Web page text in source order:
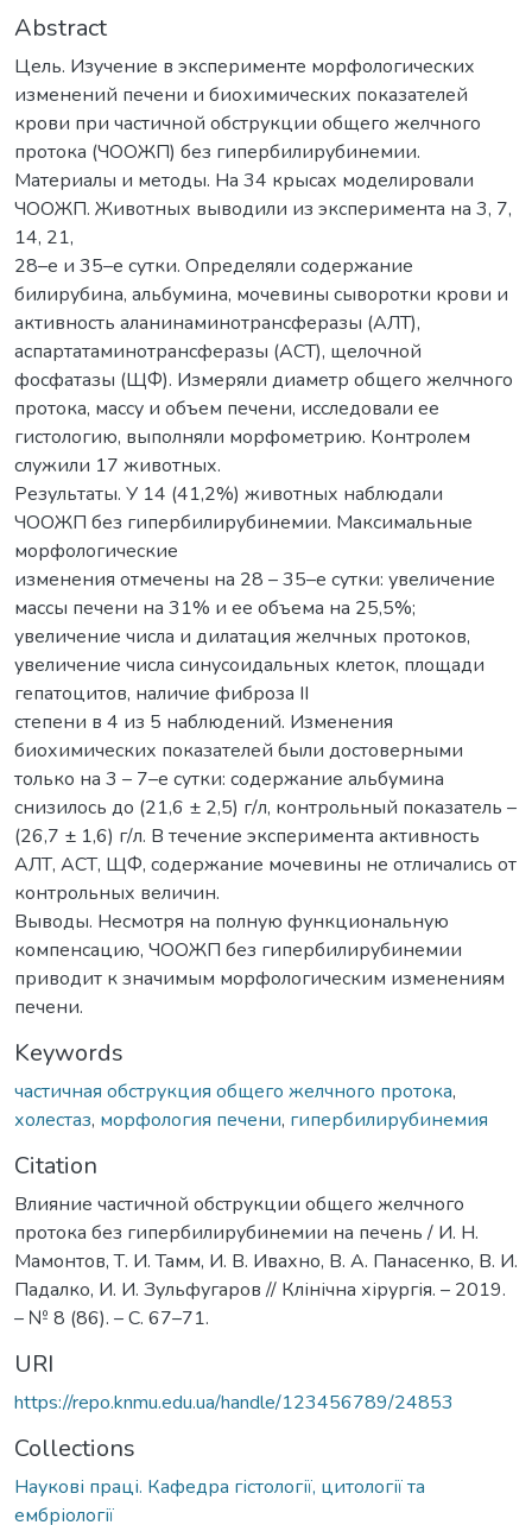
Abstract
Цель. Изучение в эксперименте морфологических
изменений печени и биохимических показателей
крови при частичной обструкции общего желчного
протока (ЧООЖП) без гипербилирубинемии.
Материалы и методы. На 34 крысах моделировали
ЧООЖП. Животных выводили из эксперимента на 3, 7,
14, 21,
28–е и 35–е сутки. Определяли содержание
билирубина, альбумина, мочевины сыворотки крови и
активность аланинаминотрансферазы (АЛТ),
аспартатаминотрансферазы (АСТ), щелочной
фосфатазы (ЩФ). Измеряли диаметр общего желчного
протока, массу и объем печени, исследовали ее
гистологию, выполняли морфометрию. Контролем
служили 17 животных.
Результаты. У 14 (41,2%) животных наблюдали
ЧООЖП без гипербилирубинемии. Максимальные
морфологические
изменения отмечены на 28 – 35–е сутки: увеличение
массы печени на 31% и ее объема на 25,5%;
увеличение числа и дилатация желчных протоков,
увеличение числа синусоидальных клеток, площади
гепатоцитов, наличие фиброза ІІ
степени в 4 из 5 наблюдений. Изменения
биохимических показателей были достоверными
только на 3 – 7–е сутки: содержание альбумина
снизилось до (21,6 ± 2,5) г/л, контрольный показатель –
(26,7 ± 1,6) г/л. В течение эксперимента активность
АЛТ, АСТ, ЩФ, содержание мочевины не отличались от
контрольных величин.
Выводы. Несмотря на полную функциональную
компенсацию, ЧООЖП без гипербилирубинемии
приводит к значимым морфологическим изменениям
печени.
Keywords
частичная обструкция общего желчного протока,
холестаз, морфология печени, гипербилирубинемия
Citation
Влияние частичной обструкции общего желчного
протока без гипербилирубинемии на печень / И. Н.
Мамонтов, Т. И. Тамм, И. В. Ивахно, В. А. Панасенко, В. И.
Падалко, И. И. Зульфугаров // Клінічна хірургія. – 2019.
– № 8 (86). – С. 67–71.
URI
https://repo.knmu.edu.ua/handle/123456789/24853
Collections
Наукові праці. Кафедра гістології, цитології та
ембріології